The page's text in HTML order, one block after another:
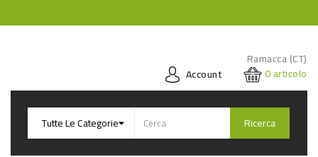
Ramacca (CT)
Account
0articolo
Ricerca